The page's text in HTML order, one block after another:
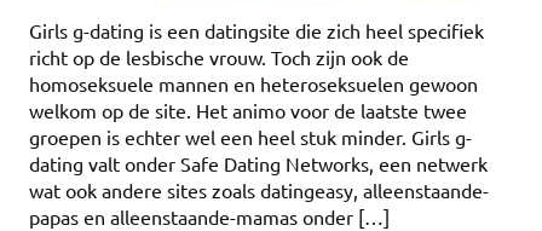
Girls g-dating is een datingsite die zich heel specifiek
richt op de lesbische vrouw. Toch zijn ook de
homoseksuele mannen en heteroseksuelen gewoon
welkom op de site. Het animo voor de laatste twee
groepen is echter wel een heel stuk minder. Girls g-
dating valt onder Safe Dating Networks, een netwerk
wat ook andere sites zoals datingeasy, alleenstaande-
papas en alleenstaande-mamas onder […]